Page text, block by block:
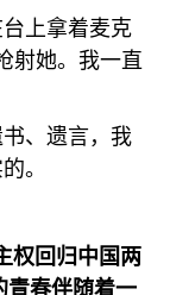
上拿着麦克
射她。我一直
、遗言，我
。
回归中国两
青春伴随着一